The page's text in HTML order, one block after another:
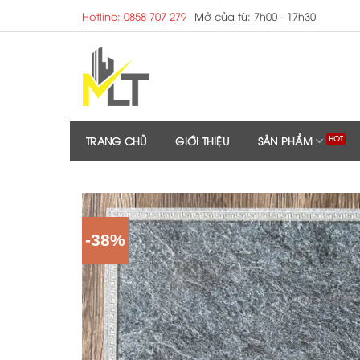
to
Hotline: 0858 707 279 Mở cửa từ: 7h00 - 17h30
TRANG CHỦ GIỚI THIỆU SẢN PHẨM
-38%